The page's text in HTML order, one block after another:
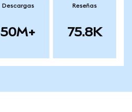
Descargas
50M+
Reseñas
75.8K